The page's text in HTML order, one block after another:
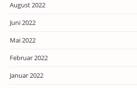
August 2022
Juni 2022
Mai 2022
Februar 2022
Januar 2022